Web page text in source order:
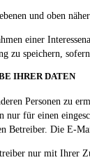
und oben
einer
zu speichern,
IHRER DATEN
Personen zu
nur für einen
Betreiber. Die E-
nur mit Ihrer